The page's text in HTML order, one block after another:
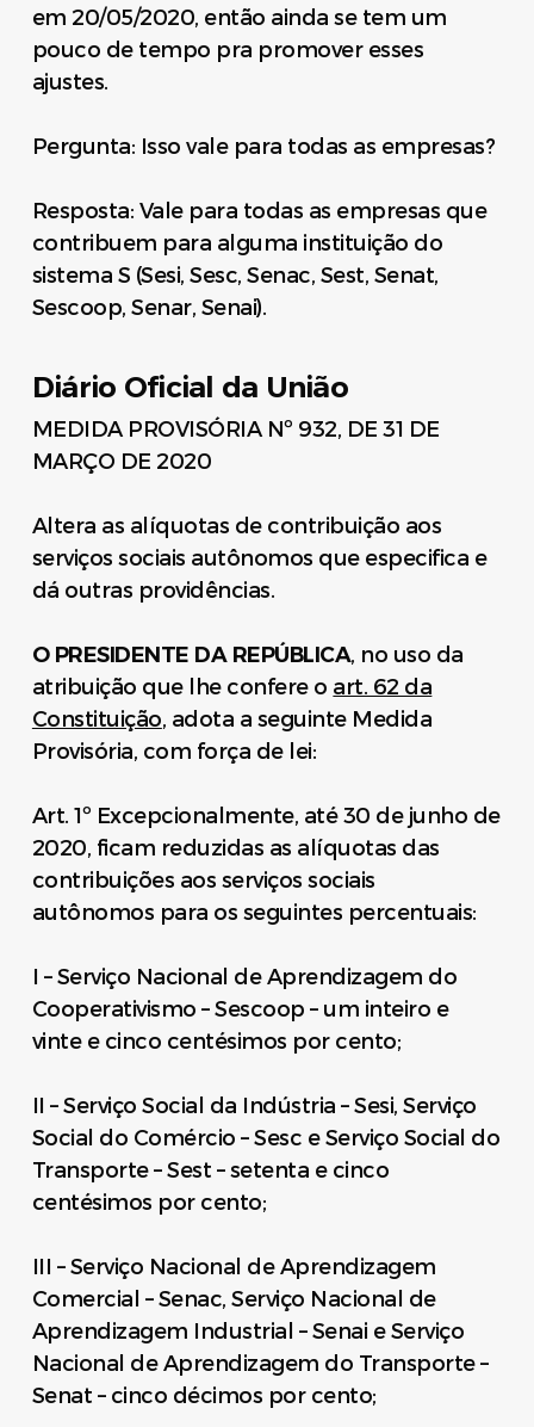
em 20/05/2020, então ainda se tem um
pouco de tempo pra promover esses
ajustes.
Pergunta: Isso vale para todas as empresas?
Resposta: Vale para todas as empresas que
contribuem para alguma instituição do
sistema S (Sesi, Sesc, Senac, Sest, Senat,
Sescoop, Senar, Senai).
Diário Oficial da União
MEDIDA PROVISÓRIA Nº 932, DE 31 DE
MARÇO DE 2020
Altera as alíquotas de contribuição aos
serviços sociais autônomos que especifica e
dá outras providências.
O PRESIDENTE DA REPÚBLICA, no uso da
atribuição que lhe confere o art. 62 da
Constituição, adota a seguinte Medida
Provisória, com força de lei:
Art. 1º Excepcionalmente, até 30 de junho de
2020, ficam reduzidas as alíquotas das
contribuições aos serviços sociais
autônomos para os seguintes percentuais:
I – Serviço Nacional de Aprendizagem do
Cooperativismo – Sescoop – um inteiro e
vinte e cinco centésimos por cento;
II – Serviço Social da Indústria – Sesi, Serviço
Social do Comércio – Sesc e Serviço Social do
Transporte – Sest – setenta e cinco
centésimos por cento;
III – Serviço Nacional de Aprendizagem
Comercial – Senac, Serviço Nacional de
Aprendizagem Industrial – Senai e Serviço
Nacional de Aprendizagem do Transporte –
Senat – cinco décimos por cento;